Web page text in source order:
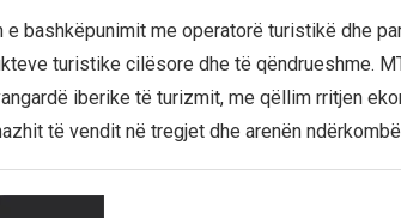
bashkëpunimit me operatorë turistikë dhe
turistike cilësore dhe të qëndrueshme.
iberike të turizmit, me qëllim rritjen
të vendit në tregjet dhe arenën